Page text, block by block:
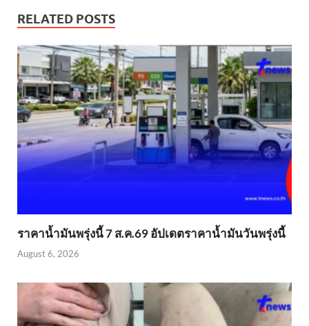
RELATED POSTS
ราคาน้ำมันพรุ่งนี้ 7 ส.ค.69 อัปเดตราคาน้ำมันวันพรุ่งนี้
August 6, 2026